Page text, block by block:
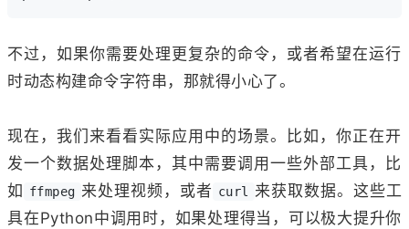
不过，如果你需要处理更复杂的命令，或者希望在运行
时动态构建命令字符串，那就得小心了。
现在，我们来看看实际应用中的场景。比如，你正在开
发一个数据处理脚本，其中需要调用一些外部工具，比
如 ffmpeg 来处理视频，或者 curl
来获取数据。这些工
具在Python中调用时，如果处理得当，可以极大提升你